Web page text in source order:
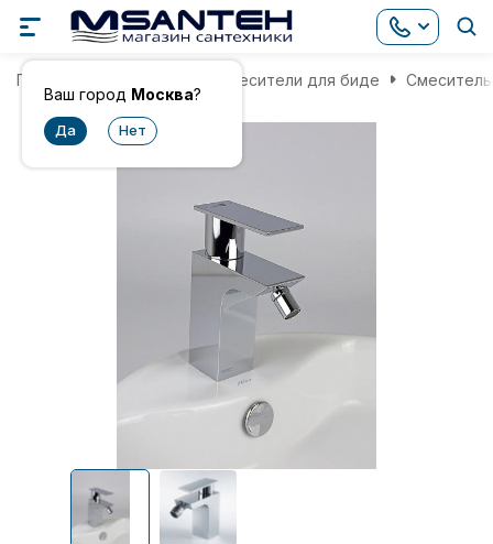
Ваш город Москва?
Главная Смесители для биде Смеситель